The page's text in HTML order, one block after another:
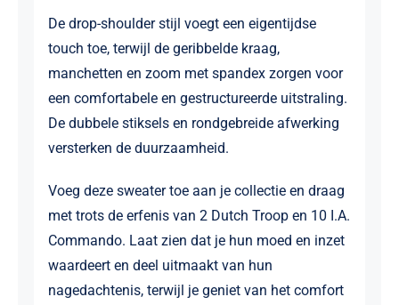
De drop-shoulder stijl voegt een eigentijdse
touch toe, terwijl de geribbelde kraag,
manchetten en zoom met spandex zorgen voor
een comfortabele en gestructureerde uitstraling.
De dubbele stiksels en rondgebreide afwerking
versterken de duurzaamheid.
Voeg deze sweater toe aan je collectie en draag
met trots de erfenis van 2 Dutch Troop en 10 I.A.
Commando. Laat zien dat je hun moed en inzet
waardeert en deel uitmaakt van hun
nagedachtenis, terwijl je geniet van het comfort